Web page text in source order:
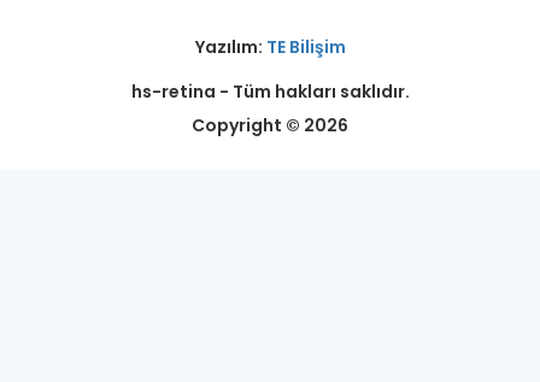
Yazılım: TE Bilişim
hs-retina - Tüm hakları saklıdır.
Copyright © 2026